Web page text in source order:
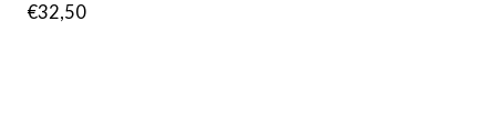
€32,50